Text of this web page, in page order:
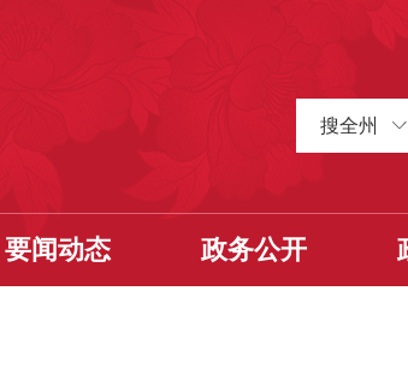
搜全州
要闻动态 政务公开